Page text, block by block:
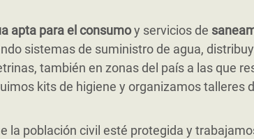
apta para el consumoy servicios de
sistemas de suministro de agua,
también en zonas del país a las que
kits de higiene y organizamos talleres
la población civil esté protegida y